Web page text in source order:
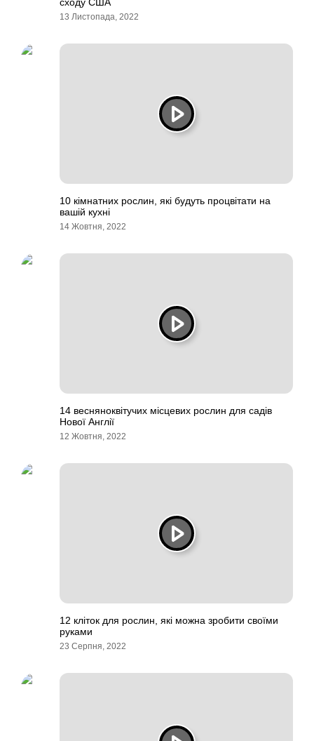
13 Листопада, 2022
10 кімнатних рослин, які будуть процвітати на
вашій кухні
14 Жовтня, 2022
14 весняноквітучих місцевих рослин для садів
Нової Англії
12 Жовтня, 2022
12 кліток для рослин, які можна зробити своїми
руками
23 Серпня, 2022